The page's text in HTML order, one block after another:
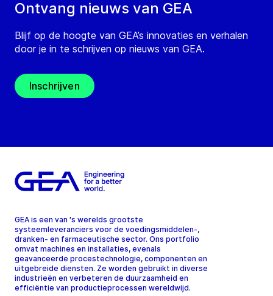
Ontvang nieuws van GEA
Blijf op de hoogte van GEA’s innovaties en verhalen
door je in te schrijven op nieuws van GEA.
Inschrijven
GEA is een van 's werelds grootste
systeemleveranciers voor de voedingsmiddelen-,
dranken- en farmaceutische sector. Ons portfolio
omvat machines en installaties, evenals
geavanceerde procestechnologie, componenten en
uitgebreide diensten. Ze worden gebruikt in diverse
industrieën en verbeteren de duurzaamheid en
efficiëntie van productieprocessen wereldwijd.